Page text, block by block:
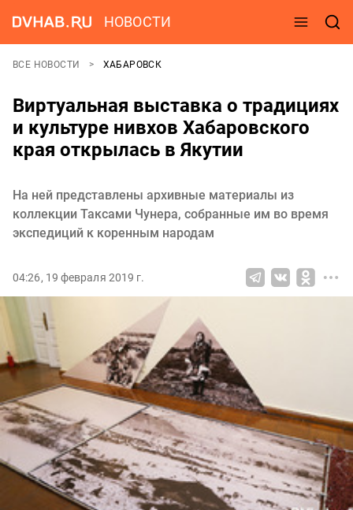
НОВОСТИ
ВСЕ НОВОСТИ ХАБАРОВСК
Виртуальная выставка о традициях
и культуре нивхов Хабаровского
края открылась в Якутии
На ней представлены архивные материалы из
коллекции Таксами Чунера, собранные им во время
экспедиций к коренным народам
04:26, 19 февраля 2019 г.